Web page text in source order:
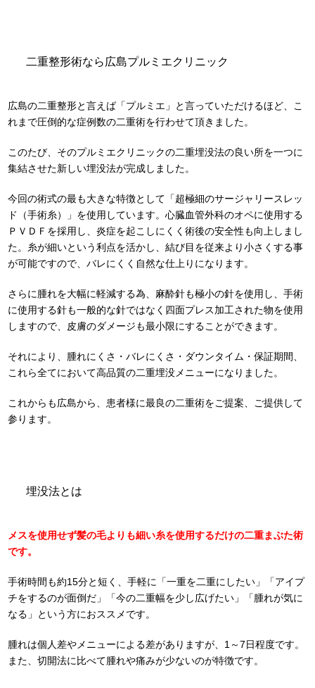
二重整形術なら広島プルミエクリニック
広島の二重整形と言えば「プルミエ」と言っていただけるほど、こ
れまで圧倒的な症例数の二重術を行わせて頂きました。
このたび、そのプルミエクリニックの二重埋没法の良い所を一つに
集結させた新しい埋没法が完成しました。
今回の術式の最も大きな特徴として「超極細のサージャリースレッ
ド（手術糸）」を使用しています。心臓血管外科のオペに使用する
ＰＶＤＦを採用し、炎症を起こしにくく術後の安全性も向上しまし
た。糸が細いという利点を活かし、結び目を従来より小さくする事
が可能ですので、バレにくく自然な仕上りになります。
さらに腫れを大幅に軽減する為、麻酔針も極小の針を使用し、手術
に使用する針も一般的な針ではなく四面プレス加工された物を使用
しますので、皮膚のダメージも最小限にすることができます。
それにより、腫れにくさ・バレにくさ・ダウンタイム・保証期間、
これら全てにおいて高品質の二重埋没メニューになりました。
これからも広島から、患者様に最良の二重術をご提案、ご提供して
参ります。
埋没法とは
メスを使用せず髪の毛よりも細い糸を使用するだけの二重まぶた術
です。
手術時間も約15分と短く、手軽に「一重を二重にしたい」「アイプ
チをするのが面倒だ」「今の二重幅を少し広げたい」「腫れが気に
なる」という方におススメです。
腫れは個人差やメニューによる差がありますが、1～7日程度です。
また、切開法に比べて腫れや痛みが少ないのが特徴です。